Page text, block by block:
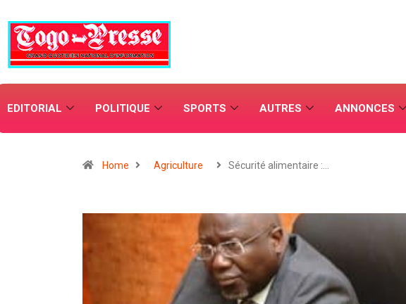
EDITORIAL POLITIQUE SPORTS AUTRES ANNONCES
Home Agriculture Sécurité alimentaire :…